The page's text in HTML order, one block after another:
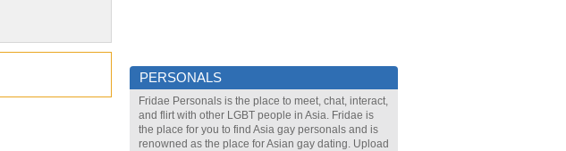
PERSONALS
Fridae Personals is the place to meet, chat, interact,
and flirt with other LGBT people in Asia. Fridae is
the place for you to find Asia gay personals and is
renowned as the place for Asian gay dating. Upload